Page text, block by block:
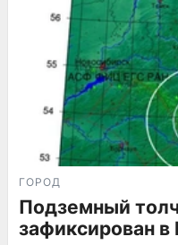
ГОРОД
Подземный
зафиксирован в